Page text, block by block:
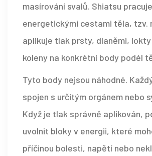
masírování svalů. Shiatsu
energetickými cestami těla, tzv.
aplikuje tlak prsty, dlaněmi,
koleny na konkrétní body podél
Tyto body nejsou náhodné.
spojen s určitým orgánem nebo
Když je tlak správně aplikován,
uvolnit bloky v energii, které
příčinou bolesti, napětí nebo